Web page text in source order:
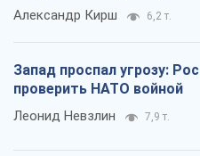
Александр Кирш 6,2 т.
Запад проспал угрозу:
проверить НАТО войной
Леонид Невзлин 7,9 т.